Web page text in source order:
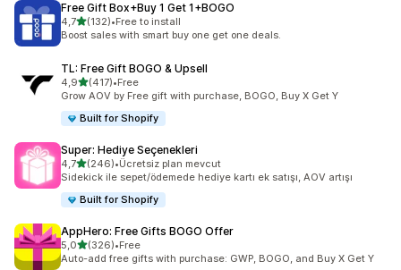
Free Gift Box+Buy 1 Get 1+BOGO
4,75 yıldız üzerinden
(132)
toplam 132 değerlendirme
•Free to install
Boost sales with smart buy one get one deals.
TL: Free Gift BOGO & Upsell
4,95 yıldız üzerinden
(417)
toplam 417 değerlendirme
•Free
Grow AOV by Free gift with purchase, BOGO, Buy X Get Y
Built for Shopify
Super: Hediye Seçenekleri
4,75 yıldız üzerinden
(246)
toplam 246 değerlendirme
•Ücretsiz plan mevcut
Sidekick ile sepet/ödemede hediye kartı ek satışı, AOV artışı
Built for Shopify
AppHero: Free Gifts BOGO Offer
5,05 yıldız üzerinden
(326)
toplam 326 değerlendirme
•Free
Auto-add free gifts with purchase: GWP, BOGO, and Buy X Get Y